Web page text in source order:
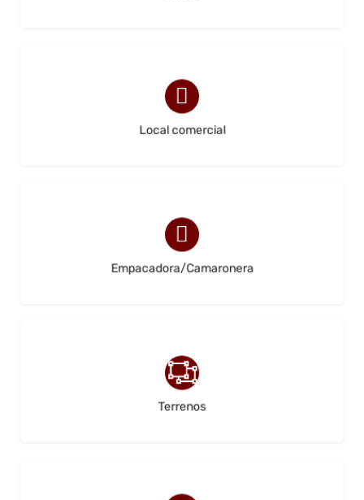
Local comercial
(0)
Empacadora/Camaronera
(0)
Terrenos
(0)